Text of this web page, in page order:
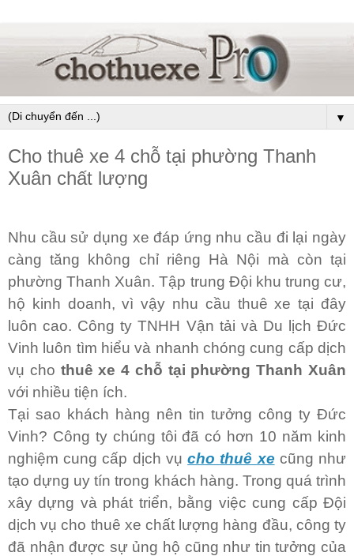
▼
Cho thuê xe 4 chỗ tại phường Thanh
Xuân chất lượng
Nhu cầu sử dụng xe đáp ứng nhu cầu đi lại ngày
càng tăng không chỉ riêng Hà Nội mà còn tại
phường Thanh Xuân. Tập trung Đội khu trung cư,
hộ kinh doanh, vì vậy nhu cầu thuê xe tại đây
luôn cao. Công ty TNHH Vận tải và Du lịch Đức
Vinh luôn tìm hiểu và nhanh chóng cung cấp dịch
vụ cho thuê xe 4 chỗ tại phường Thanh Xuân
với nhiều tiện ích.
Tại sao khách hàng nên tin tưởng công ty Đức
Vinh? Công ty chúng tôi đã có hơn 10 năm kinh
nghiệm cung cấp dịch vụcho thuê xe cũng như
tạo dựng uy tín trong khách hàng. Trong quá trình
xây dựng và phát triển, bằng việc cung cấp Đội
dịch vụ cho thuê xe chất lượng hàng đầu, công ty
đã nhận được sự ủng hộ cũng như tin tưởng của